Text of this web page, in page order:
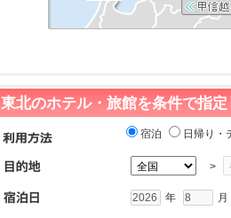
東北のホテル・旅館を条件で指
宿泊 日帰り・
>
年 月